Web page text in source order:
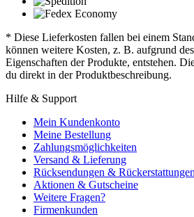
* Diese Lieferkosten fallen bei einem
können weitere Kosten, z. B. aufgrund
Eigenschaften der Produkte, entstehen.
du direkt in der Produktbeschreibung.
Hilfe & Support
Mein Kundenkonto
Meine Bestellung
Zahlungsmöglichkeiten
Versand & Lieferung
Rücksendungen & Rückerstattungen
Aktionen & Gutscheine
Weitere Fragen?
Firmenkunden